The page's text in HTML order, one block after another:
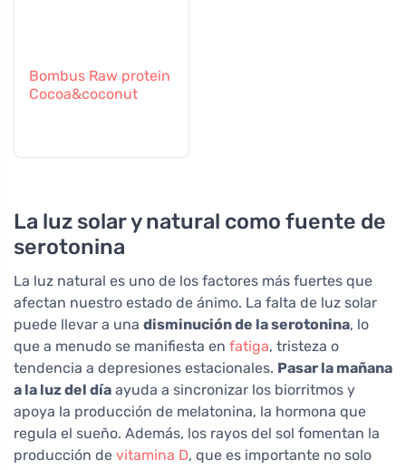
Bombus Raw protein
Cocoa&coconut
La luz solar y natural como fuente de
serotonina
La luz natural es uno de los factores más fuertes que
afectan nuestro estado de ánimo. La falta de luz solar
puede llevar a una disminución de la serotonina, lo
que a menudo se manifiesta en fatiga, tristeza o
tendencia a depresiones estacionales. Pasar la mañana
a la luz del día ayuda a sincronizar los biorritmos y
apoya la producción de melatonina, la hormona que
regula el sueño. Además, los rayos del sol fomentan la
producción de vitamina D, que es importante no solo